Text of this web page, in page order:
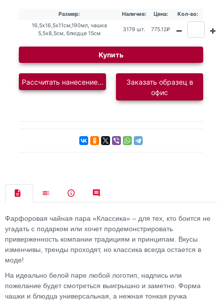
Размер: Наличие: Цена:
Кол-во:
16,5х16,5х11см,190мл, чашка
5,5х8,5см, блюдце 15см
3179 шт. 775.12₽
Купить
Рассчитать нанесение логотипаЗаказать образец в
офис
Фарфоровая чайная пара «Классика» – для тех, кто боится не
угадать с подарком или хочет продемонстрировать
приверженность компании традициям и принципам. Вкусы
изменчивы, тренды проходят, но классика всегда остается в
моде!
На идеально белой паре любой логотип, надпись или
пожелание будет смотреться выигрышно и заметно. Форма
чашки и блюдца универсальная, а нежная тонкая ручка